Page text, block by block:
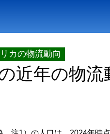
カの物流動向
近年の物